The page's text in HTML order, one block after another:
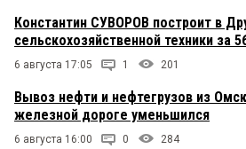
Константин СУВОРОВ построит в
сельскохозяйственной техники за
6 августа 17:05 1 201
Вывоз нефти и нефтегрузов из
железной дороге уменьшился
6 августа 16:00 0 284